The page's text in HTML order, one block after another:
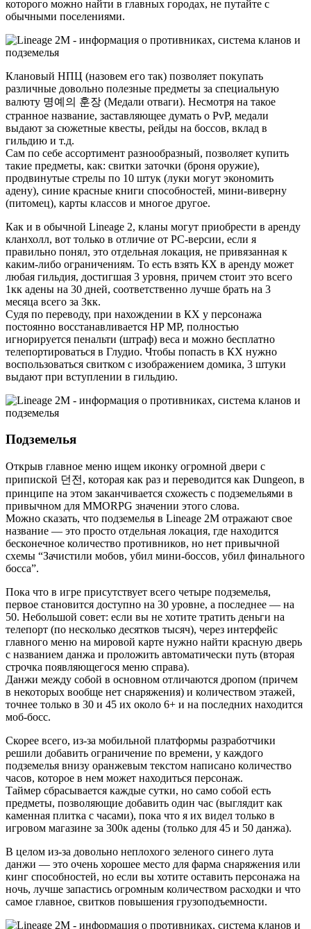
которого можно найти в главных городах, не путайте с
обычными поселениями.
Клановый НПЦ (назовем его так) позволяет покупать
различные довольно полезные предметы за специальную
валюту 명예의 훈장 (Медали отваги). Несмотря на такое
странное название, заставляющее думать о PvP, медали
выдают за сюжетные квесты, рейды на боссов, вклад в
гильдию и т.д.
Сам по себе ассортимент разнообразный, позволяет купить
такие предметы, как: свитки заточки (броня оружие),
продвинутые стрелы по 10 штук (луки могут экономить
адену), синие красные книги способностей, мини-виверну
(питомец), карты классов и многое другое.
Как и в обычной Lineage 2, кланы могут приобрести в аренду
кланхолл, вот только в отличие от PC-версии, если я
правильно понял, это отдельная локация, не привязанная к
каким-либо ограничениям. То есть взять КХ в аренду может
любая гильдия, достигшая 3 уровня, причем стоит это всего
1кк адены на 30 дней, соответственно лучше брать на 3
месяца всего за 3кк.
Судя по переводу, при нахождении в КХ у персонажа
постоянно восстанавливается HP MP, полностью
игнорируется пенальти (штраф) веса и можно бесплатно
телепортироваться в Глудио. Чтобы попасть в КХ нужно
воспользоваться свитком с изображением домика, 3 штуки
выдают при вступлении в гильдию.
Подземелья
Открыв главное меню ищем иконку огромной двери с
припиской 던전, которая как раз и переводится как Dungeon, в
принципе на этом заканчивается схожесть с подземельями в
привычном для MMORPG значении этого слова.
Можно сказать, что подземелья в Lineage 2M отражают свое
название — это просто отдельная локация, где находится
бесконечное количество противников, но нет привычной
схемы “Зачистили мобов, убил мини-боссов, убил финального
босса”.
Пока что в игре присутствует всего четыре подземелья,
первое становится доступно на 30 уровне, а последнее — на
50. Небольшой совет: если вы не хотите тратить деньги на
телепорт (по несколько десятков тысяч), через интерфейс
главного меню на мировой карте нужно найти красную дверь
с названием данжа и проложить автоматически путь (вторая
строчка появляющегося меню справа).
Данжи между собой в основном отличаются дропом (причем
в некоторых вообще нет снаряжения) и количеством этажей,
точнее только в 30 и 45 их около 6+ и на последних находится
моб-босс.
Скорее всего, из-за мобильной платформы разработчики
решили добавить ограничение по времени, у каждого
подземелья внизу оранжевым текстом написано количество
часов, которое в нем может находиться персонаж.
Таймер сбрасывается каждые сутки, но само собой есть
предметы, позволяющие добавить один час (выглядит как
каменная плитка с часами), пока что я их видел только в
игровом магазине за 300к адены (только для 45 и 50 данжа).
В целом из-за довольно неплохого зеленого синего лута
данжи — это очень хорошее место для фарма снаряжения или
кинг способностей, но если вы хотите оставить персонажа на
ночь, лучше запастись огромным количеством расходки и что
самое главное, свитков повышения грузоподъемности.